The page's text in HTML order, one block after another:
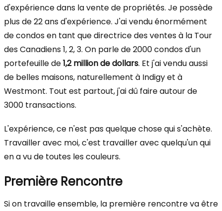
d'expérience dans la vente de propriétés. Je possède
plus de 22 ans d'expérience. J'ai vendu énormément
de condos en tant que directrice des ventes à la Tour
des Canadiens 1, 2, 3. On parle de 2000 condos d'un
portefeuille de1,2 million de dollars. Et j'ai vendu aussi
de belles maisons, naturellement à Indigy et à
Westmont. Tout est partout, j'ai dû faire autour de
3000 transactions.
L'expérience, ce n'est pas quelque chose qui s'achète.
Travailler avec moi, c'est travailler avec quelqu'un qui
en a vu de toutes les couleurs.
Première Rencontre
Si on travaille ensemble, la première rencontre va être